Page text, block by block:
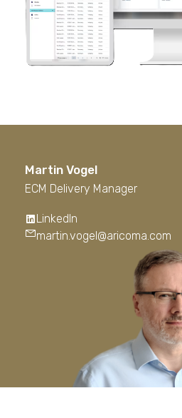
Martin Vogel
ECM Delivery Manager
LinkedIn
martin.vogel@aricoma.com